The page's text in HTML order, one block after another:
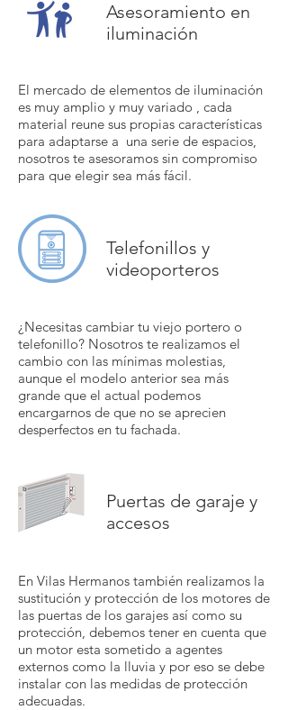
Asesoramiento en
iluminación
El mercado de elementos de iluminación
es muy amplio y muy variado , cada
material reune sus propias características
para adaptarse a una serie de espacios,
nosotros te asesoramos sin compromiso
para que elegir sea más fácil.
Telefonillos y
videoporteros
¿Necesitas cambiar tu viejo portero o
telefonillo? Nosotros te realizamos el
cambio con las mínimas molestias,
aunque el modelo anterior sea más
grande que el actual podemos
encargarnos de que no se aprecien
desperfectos en tu fachada.
Puertas de garaje y
accesos
En Vilas Hermanos también realizamos la
sustitución y protección de los motores de
las puertas de los garajes así como su
protección, debemos tener en cuenta que
un motor esta sometido a agentes
externos como la lluvia y por eso se debe
instalar con las medidas de protección
adecuadas.